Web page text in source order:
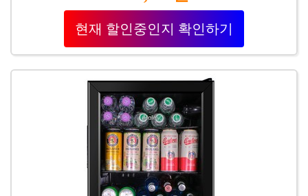
현재 할인중인지 확인하기